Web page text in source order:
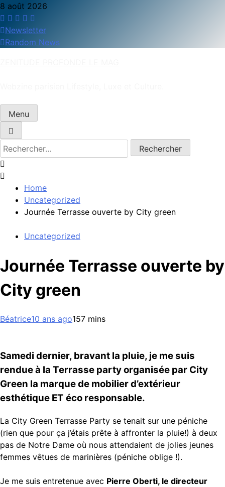
Skip
to
content
8 août 2026
Newsletter
Random News
Menu
Rechercher :
Home
Uncategorized
Journée Terrasse ouverte by City green
Uncategorized
Journée Terrasse ouverte by
City green
Béatrice10 ans ago157 mins
Samedi dernier, bravant la pluie, je me suis
rendue à la Terrasse party organisée par City
Green la marque de mobilier d’extérieur
esthétique ET éco responsable.
La City Green Terrasse Party se tenait sur une péniche
(rien que pour ça j’étais prête à affronter la pluie!) à deux
pas de Notre Dame où nous attendaient de jolies jeunes
femmes vêtues de marinières (péniche oblige !).
Je me suis entretenue avec Pierre Oberti, le directeur